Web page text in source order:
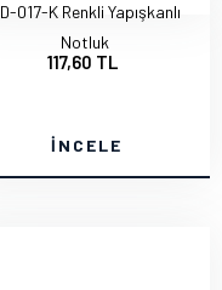
017-K Renkli Yapışkanlı
Notluk
117,60 TL
İNCELE